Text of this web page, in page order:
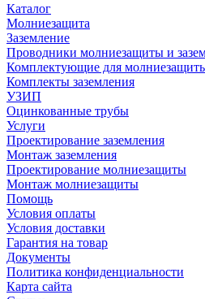
Каталог
Молниезащита
Заземление
Проводники молниезащиты и
Комплектующие для
Комплекты заземления
УЗИП
Оцинкованные трубы
Услуги
Проектирование заземления
Монтаж заземления
Проектирование молниезащиты
Монтаж молниезащиты
Помощь
Условия оплаты
Условия доставки
Гарантия на товар
Документы
Политика конфиденциальности
Карта сайта